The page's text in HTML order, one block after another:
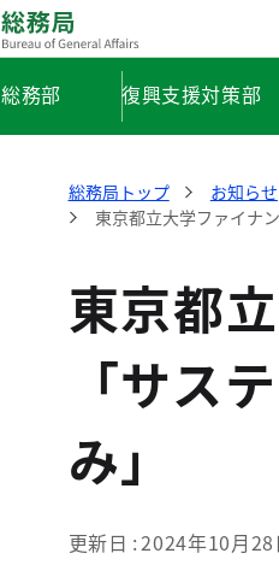
総務部 復興支援対策部
総務局トップ お知らせ
東京都立大学ファイナ
東京都
「サス
み」
更新日 2024年10月28